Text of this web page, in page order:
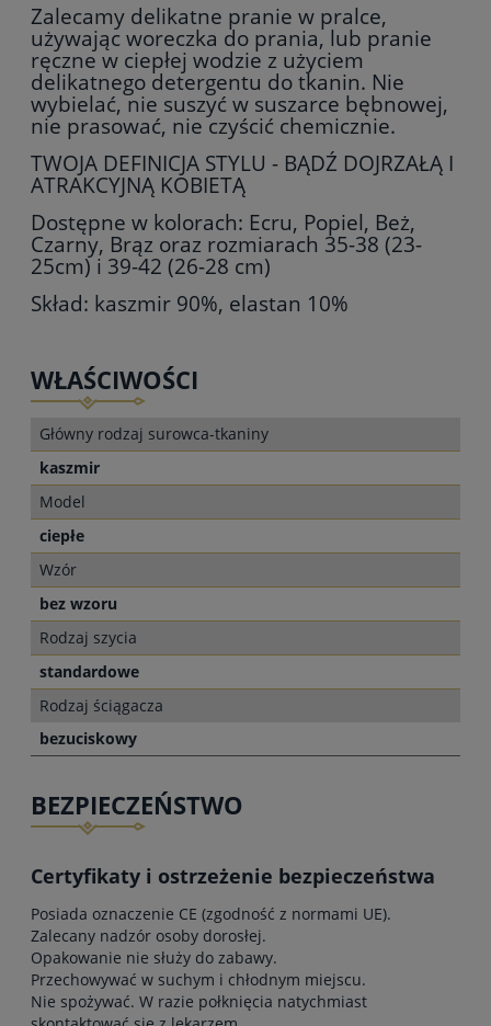
Zalecamy delikatne pranie w pralce,
używając woreczka do prania, lub pranie
ręczne w ciepłej wodzie z użyciem
delikatnego detergentu do tkanin. Nie
wybielać, nie suszyć w suszarce bębnowej,
nie prasować, nie czyścić chemicznie.
TWOJA DEFINICJA STYLU - BĄDŹ DOJRZAŁĄ I
ATRAKCYJNĄ KOBIETĄ
Dostępne w kolorach: Ecru, Popiel, Beż,
Czarny, Brąz oraz rozmiarach 35-38 (23-
25cm) i 39-42 (26-28 cm)
Skład: kaszmir 90%, elastan 10%
WŁAŚCIWOŚCI
Główny rodzaj surowca-tkaniny
kaszmir
Model
ciepłe
Wzór
bez wzoru
Rodzaj szycia
standardowe
Rodzaj ściągacza
bezuciskowy
BEZPIECZEŃSTWO
Certyfikaty i ostrzeżenie bezpieczeństwa
Posiada oznaczenie CE (zgodność z normami UE).
Zalecany nadzór osoby dorosłej.
Opakowanie nie służy do zabawy.
Przechowywać w suchym i chłodnym miejscu.
Nie spożywać. W razie połknięcia natychmiast